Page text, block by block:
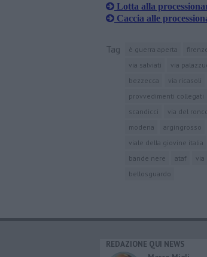
Lotta alla
Caccia alle
Tag è guerra aperta
via salviati
via
bezzecca
via ricasoli
provvedimenti collegati
scandicci
via del
modena
argingrosso
viale della giovine italia
bande nere
ataf via
bellosguardo
REDAZIONE QUI NEWS